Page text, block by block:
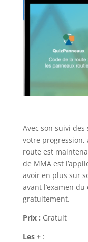
Avec son suivi
votre progression,
route est
de MMA est
avoir en plus sur
avant l’examen
gratuitement.
Prix : Gratuit
Les +: